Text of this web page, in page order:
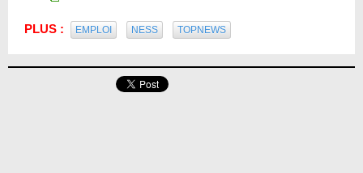
PLUS : EMPLOI NESS TOPNEWS